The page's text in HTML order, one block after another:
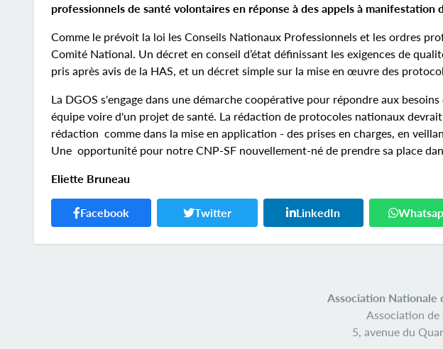
professionnels de santé volontaires en réponse à des appels à manifestation
Comme le prévoit la loi les Conseils Nationaux Professionnels et les ordres
Comité National. Un décret en conseil d’état définissant les exigences de
pris après avis de la HAS, et un décret simple sur la mise en œuvre des
La DGOS s'engage dans une démarche coopérative pour répondre aux
équipe voire d'un projet de santé. La rédaction de protocoles nationaux
rédaction comme dans la mise en application - des prises en charges, en
Une opportunité pour notre CNP-SF nouvellement-né de prendre sa place
Eliette Bruneau
Facebook Twitter LinkedIn
Association Nationale
Association
5, avenue du